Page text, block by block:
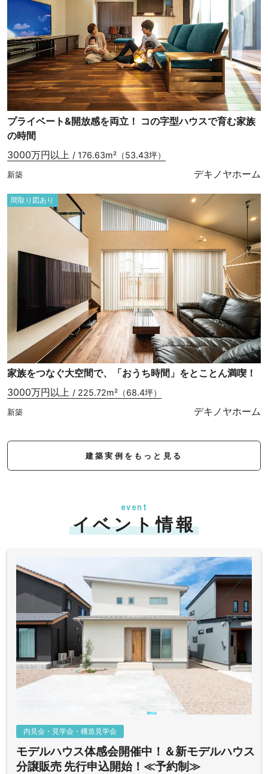
プライベート&開放感を両立！ コの字型ハウスで育む家族
の時間
3000万円以上 / 176.63m²（53.43坪）
新築 デキノヤホーム
間取り図あり
家族をつなぐ大空間で、「おうち時間」をとことん満喫！
3000万円以上 / 225.72m²（68.4坪）
新築 デキノヤホーム
建築実例をもっと見る
event
イベント情報
内見会・見学会・構造見学会
モデルハウス体感会開催中！＆新モデルハウス
分譲販売 先行申込開始！≪予約制≫